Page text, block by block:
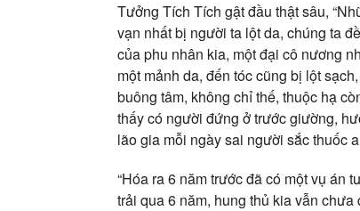
Tưởng Tích Tích gật đầu thật sâu,
vạn nhất bị người ta lột da, chúng ta
của phu nhân kia, một đại cô nương
một mảnh da, đến tóc cũng bị lột
buông tâm, không chỉ thế, thuộc hạ
thấy có người đứng ở trước giường,
lão gia mỗi ngày sai người sắc thuốc
“Hóa ra 6 năm trước đã có một vụ án
trải qua 6 năm, hung thủ kia vẫn chưa